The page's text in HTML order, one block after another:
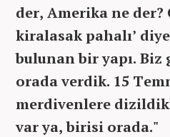
der, Amerika ne der?
kiralasak pahalı’
bulunan bir yapı. Biz
orada verdik. 15
merdivenlere
var ya, birisi orada."